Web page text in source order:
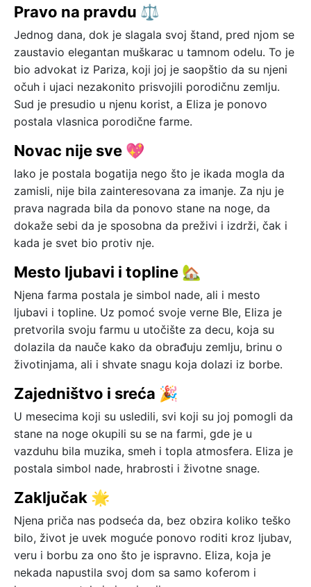
Pravo na pravdu ⚖️
Jednog dana, dok je slagala svoj štand, pred njom se
zaustavio elegantan muškarac u tamnom odelu. To je
bio advokat iz Pariza, koji joj je saopštio da su njeni
očuh i ujaci nezakonito prisvojili porodičnu zemlju.
Sud je presudio u njenu korist, a Eliza je ponovo
postala vlasnica porodične farme.
Novac nije sve 💖
Iako je postala bogatija nego što je ikada mogla da
zamisli, nije bila zainteresovana za imanje. Za nju je
prava nagrada bila da ponovo stane na noge, da
dokaže sebi da je sposobna da preživi i izdrži, čak i
kada je svet bio protiv nje.
Mesto ljubavi i topline 🏡
Njena farma postala je simbol nade, ali i mesto
ljubavi i topline. Uz pomoć svoje verne Ble, Eliza je
pretvorila svoju farmu u utočište za decu, koja su
dolazila da nauče kako da obrađuju zemlju, brinu o
životinjama, ali i shvate snagu koja dolazi iz borbe.
Zajedništvo i sreća 🎉
U mesecima koji su usledili, svi koji su joj pomogli da
stane na noge okupili su se na farmi, gde je u
vazduhu bila muzika, smeh i topla atmosfera. Eliza je
postala simbol nade, hrabrosti i životne snage.
Zaključak 🌟
Njena priča nas podseća da, bez obzira koliko teško
bilo, život je uvek moguće ponovo roditi kroz ljubav,
veru i borbu za ono što je ispravno. Eliza, koja je
nekada napustila svoj dom sa samo koferom i